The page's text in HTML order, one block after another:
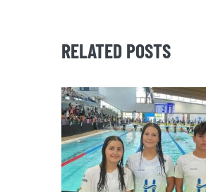
RELATED POSTS